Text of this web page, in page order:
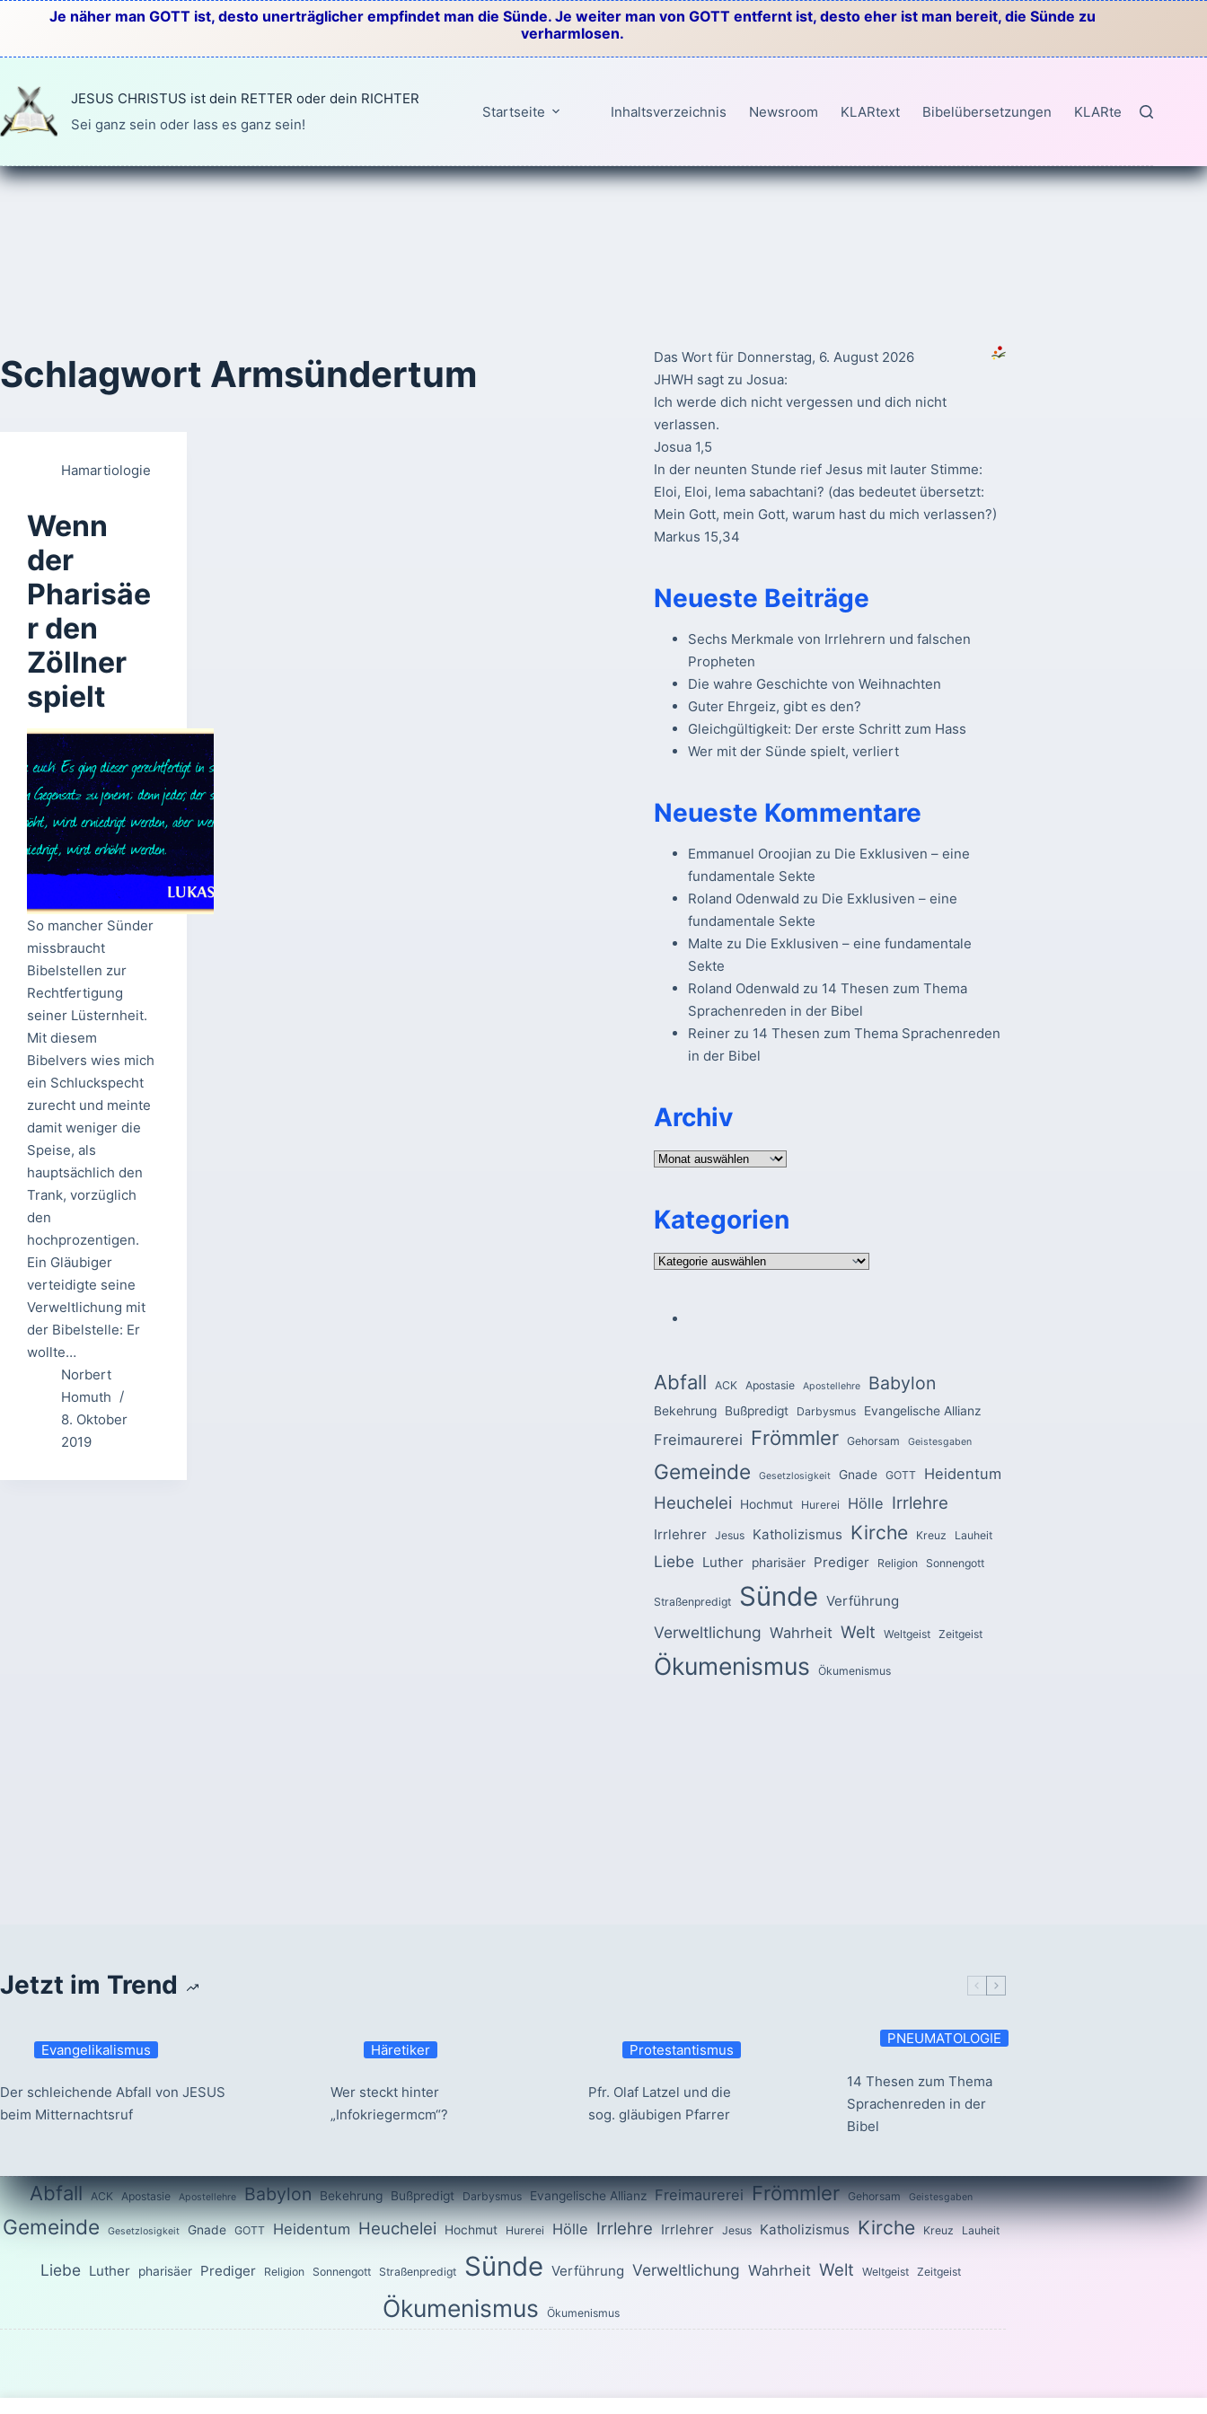
springen
Je näher man GOTT ist, desto unerträglicher empfindet man die Sünde. Je weiter man von GOTT entfernt ist, desto eher ist man bereit, die Sünde zu
verharmlosen.
JESUS CHRISTUS ist dein RETTER oder dein RICHTER
Sei ganz sein oder lass es ganz sein!
Startseite Inhaltsverzeichnis Newsroom KLARtext Bibelübersetzungen KLARtext
Schlagwort Armsündertum
Hamartiologie
Wenn
der
Pharisäe
r den
Zöllner
spielt
So mancher Sünder
missbraucht
Bibelstellen zur
Rechtfertigung
seiner Lüsternheit.
Mit diesem
Bibelvers wies mich
ein Schluckspecht
zurecht und meinte
damit weniger die
Speise, als
hauptsächlich den
Trank, vorzüglich
den
hochprozentigen.
Ein Gläubiger
verteidigte seine
Verweltlichung mit
der Bibelstelle: Er
wollte…
Norbert
Homuth
8. Oktober
2019
Das Wort für Donnerstag, 6. August 2026
JHWH sagt zu Josua:
Ich werde dich nicht vergessen und dich nicht
verlassen.
Josua 1,5
In der neunten Stunde rief Jesus mit lauter Stimme:
Eloi, Eloi, lema sabachtani? (das bedeutet übersetzt:
Mein Gott, mein Gott, warum hast du mich verlassen?)
Markus 15,34
Neueste Beiträge
Sechs Merkmale von Irrlehrern und falschen
Propheten
Die wahre Geschichte von Weihnachten
Guter Ehrgeiz, gibt es den?
Gleichgültigkeit: Der erste Schritt zum Hass
Wer mit der Sünde spielt, verliert
Neueste Kommentare
Emmanuel Oroojian zu Die Exklusiven – eine
fundamentale Sekte
Roland Odenwald zu Die Exklusiven – eine
fundamentale Sekte
Malte zu Die Exklusiven – eine fundamentale
Sekte
Roland Odenwald zu 14 Thesen zum Thema
Sprachenreden in der Bibel
Reinerzu 14 Thesen zum Thema Sprachenreden
in der Bibel
Archiv
Archiv
Kategorien
Kategorien
Abfall ACK Apostasie Apostellehre Babylon
Bekehrung Bußpredigt Darbysmus Evangelische Allianz
Freimaurerei Frömmler Gehorsam Geistesgaben
Gemeinde Gesetzlosigkeit Gnade GOTT Heidentum
Heuchelei Hochmut Hurerei Hölle Irrlehre
Irrlehrer Jesus Katholizismus Kirche Kreuz Lauheit
Liebe Luther pharisäer Prediger Religion Sonnengott
Straßenpredigt Sünde Verführung
Verweltlichung Wahrheit Welt Weltgeist Zeitgeist
Ökumenismus Ökumenismus
Jetzt im Trend
Evangelikalismus
Der schleichende Abfall von JESUS
beim Mitternachtsruf
Häretiker
Wer steckt hinter
„Infokriegermcm“?
Protestantismus
Pfr. Olaf Latzel und die
sog. gläubigen Pfarrer
PNEUMATOLOGIE
14 Thesen zum Thema
Sprachenreden in der
Bibel
Abfall ACK Apostasie Apostellehre Babylon Bekehrung Bußpredigt Darbysmus Evangelische Allianz Freimaurerei Frömmler Gehorsam Geistesgaben
Gemeinde Gesetzlosigkeit Gnade GOTT Heidentum Heuchelei Hochmut Hurerei Hölle Irrlehre Irrlehrer Jesus Katholizismus Kirche Kreuz Lauheit
Liebe Luther pharisäer Prediger Religion Sonnengott Straßenpredigt Sünde Verführung Verweltlichung Wahrheit Welt Weltgeist Zeitgeist
Ökumenismus Ökumenismus